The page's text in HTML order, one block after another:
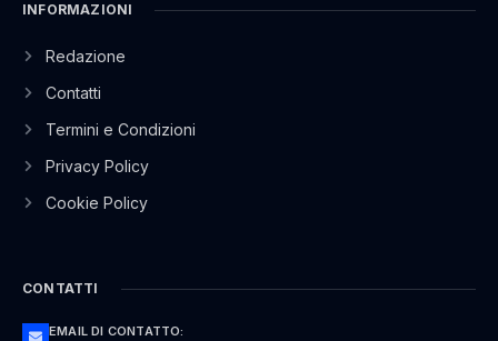
INFORMAZIONI
Redazione
Contatti
Termini e Condizioni
Privacy Policy
Cookie Policy
CONTATTI
EMAIL DI CONTATTO: